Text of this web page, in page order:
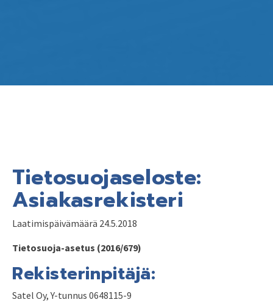
Tietosuojaseloste:
Asiakasrekisteri
Laatimispäivämäärä 24.5.2018
Tietosuoja-asetus (2016/679)
Rekisterinpitäjä:
Satel Oy, Y-tunnus 0648115-9